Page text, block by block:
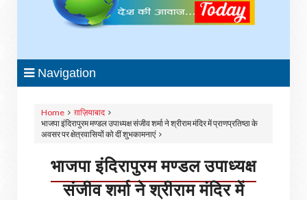
Navigation
Home
ग़ाज़ियाबाद
भाजपा इंदिरापुरम मण्डल उपाध्यक्ष संजीव शर्मा ने श्रीराम मंदिर में प्राणप्रतिष्ठा के
अवसर पर क्षेत्रवासियों को दीं शुभकामनाएं
भाजपा इंदिरापुरम मण्डल उपाध्यक्ष
संजीव शर्मा ने श्रीराम मंदिर में